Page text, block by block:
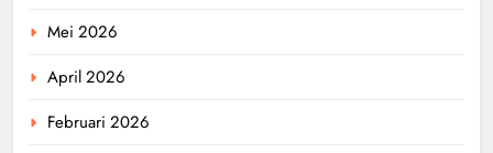
Mei 2026
April 2026
Februari 2026